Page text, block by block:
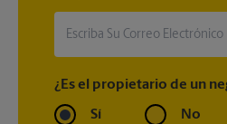
¿Es el propietario de un
Sí No